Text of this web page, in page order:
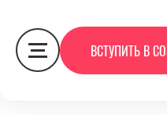
ВСТУПИТЬ В